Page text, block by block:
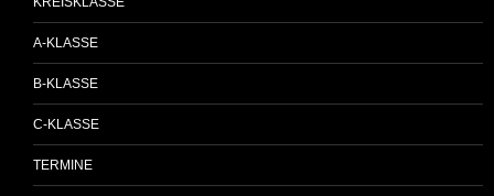
A-KLASSE
B-KLASSE
C-KLASSE
TERMINE